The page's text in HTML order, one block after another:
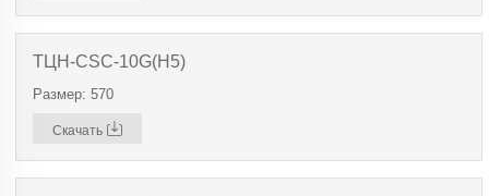
ТЦН-CSC-10G(H5)
Размер: 570
Скачать